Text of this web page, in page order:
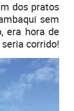
dos pratos
sem
era hora de
corrido!